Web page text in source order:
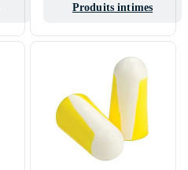
Produits intimes